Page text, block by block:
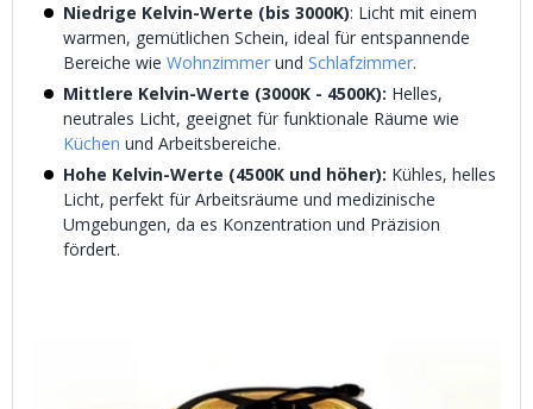
Niedrige Kelvin-Werte (bis 3000K): Licht mit einem
warmen, gemütlichen Schein, ideal für entspannende
Bereiche wie Wohnzimmer und Schlafzimmer.
Mittlere Kelvin-Werte (3000K - 4500K): Helles,
neutrales Licht, geeignet für funktionale Räume wie
Küchen und Arbeitsbereiche.
Hohe Kelvin-Werte (4500K und höher): Kühles, helles
Licht, perfekt für Arbeitsräume und medizinische
Umgebungen, da es Konzentration und Präzision
fördert.